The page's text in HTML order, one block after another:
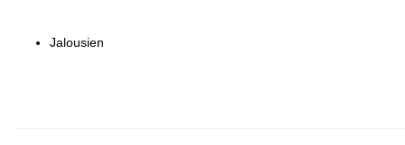
Jalousien